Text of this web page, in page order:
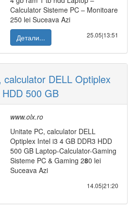
Calculator Sisteme PC – Monitoare
250 lei Suceava Azi
Детали...
25.05|13:51
calculator DELL Optiplex
500 GB
www.olx.ro
Unitate PC, calculator DELL
Optiplex Intel i3 4 GB DDR3 HDD
500 GB Laptop-Calculator-Gaming
Sisteme PC & Gaming 280 lei
Suceava Azi
14.05|21:20